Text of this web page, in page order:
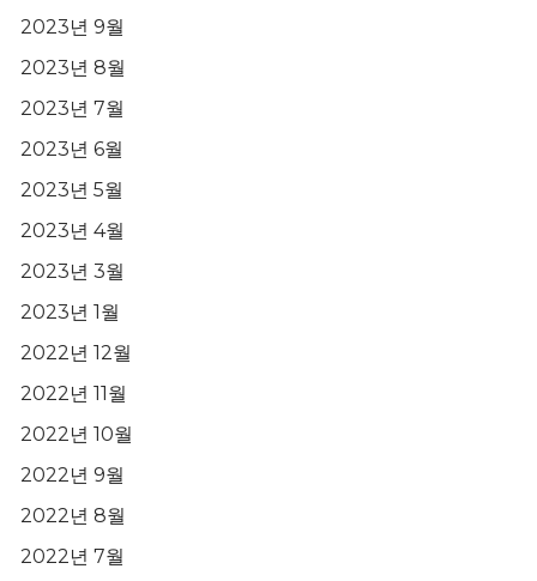
2023년 9월
2023년 8월
2023년 7월
2023년 6월
2023년 5월
2023년 4월
2023년 3월
2023년 1월
2022년 12월
2022년 11월
2022년 10월
2022년 9월
2022년 8월
2022년 7월